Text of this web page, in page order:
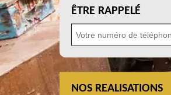
ÊTRE RAPPELÉ
NOS REALISATIONS